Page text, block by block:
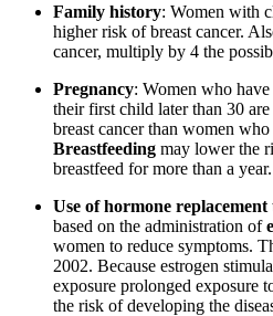
Family history: Women with
higher risk of breast cancer.
cancer, multiply by 4 the
Pregnancy: Women who
their first child later than 30
breast cancer than women
Breastfeeding may lower the
breastfeed for more than a year.
Use of hormone
based on the administration of
women to reduce symptoms.
2002. Because estrogen
exposure prolonged exposure
the risk of developing the